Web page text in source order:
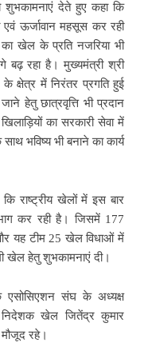
शुभकामनाएं देते हुए कहा कि
एवं ऊर्जावान महसूस कर रही
खेल के प्रति नजरिया भी
रहा है। मुख्यमंत्री श्री
क्षेत्र में निरंतर प्रगति हुई
हेतु छात्रवृत्ति भी प्रदान
का सरकारी सेवा में
भविष्य भी बनाने का कार्य
राष्ट्रीय खेलों में इस बार
कर रही है। जिसमें 177
यह टीम 25 खेल विधाओं में
खेल हेतु शुभकामनाएं दी।
एसोसिएशन संघ के अध्यक्ष
निदेशक खेल जितेंद्र कुमार
रहे।